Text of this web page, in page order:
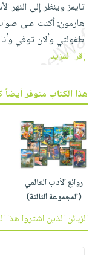
العناية
بالأسنان
الحمية
والتغذية
أدوات
المائدة
الأوعية
أدوات
المطبخ
الأكثر
مبيعاً
العودة
للمدارس
اكسسوارات
كتب
منزلية
اكسسوارات
ملابس
مطرزات
حقائب
حلي
شحن
مجاني
بنود
مختارة
كل
صندوق
القراءة
iKitab
بلا
حدود
بحث
نيل
وفرات
عن
الشركة
سياسة
حسابك
لائحة
تايمز وينظر إلى النهر
هارمون: أكنت على
طفولتي وألان توفي
إقرأ المزيد
هذا الكتاب متوفر
روائع الأدب العالمي
(المجموعة الثالثة)
الزبائن الذين اشتروا هذا